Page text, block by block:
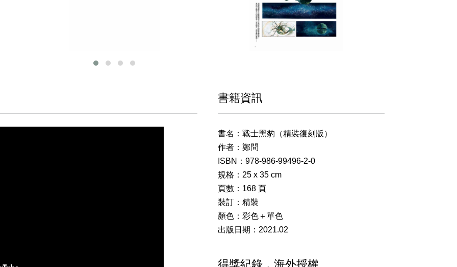
書籍資訊
書名：戰士黑豹（精裝復刻版）
作者：鄭問
ISBN：978-986-99496-2-0
規格：25 x 35 cm
頁數：168 頁
裝訂：精裝
顏色：彩色＋單色
出版日期：2021.02
得獎紀錄．海外授權